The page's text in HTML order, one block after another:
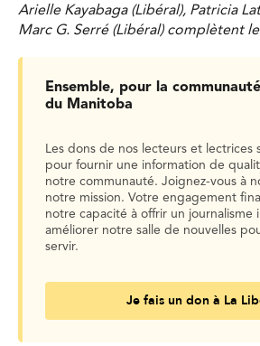
Arielle Kayabaga (Libéral), Patricia
Marc G. Serré (Libéral) complètent
Ensemble, pour la
du Manitoba
Les dons de nos lecteurs et lectrices
pour fournir une information de
notre communauté. Joignez-vous à
notre mission. Votre engagement
notre capacité à offrir un journalisme
améliorer notre salle de nouvelles
servir.
Je fais un don à La